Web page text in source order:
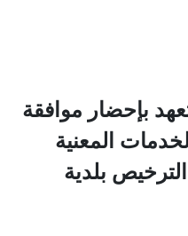
بإحضار موافقة
المعنية
بلدية